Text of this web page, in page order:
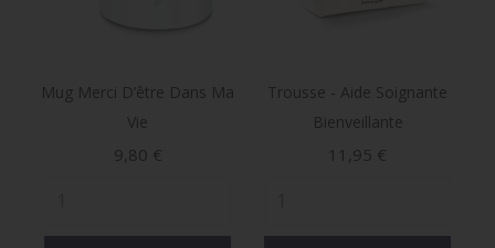
Mug Merci D’être Dans Ma
Vie
Prix
9,80 €
Trousse - Aide Soignante
Bienveillante
Prix
11,95 €